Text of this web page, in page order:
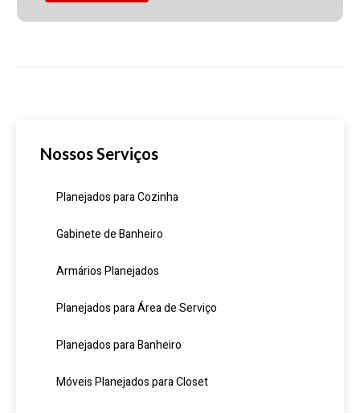
Nossos Serviços
Planejados para Cozinha
Gabinete de Banheiro
Armários Planejados
Planejados para Área de Serviço
Planejados para Banheiro
Móveis Planejados para Closet